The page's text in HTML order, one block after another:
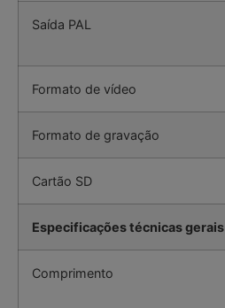
Saída PAL
Formato de vídeo
Formato de gravação
Cartão SD
Especificações técnicas gerais
Comprimento